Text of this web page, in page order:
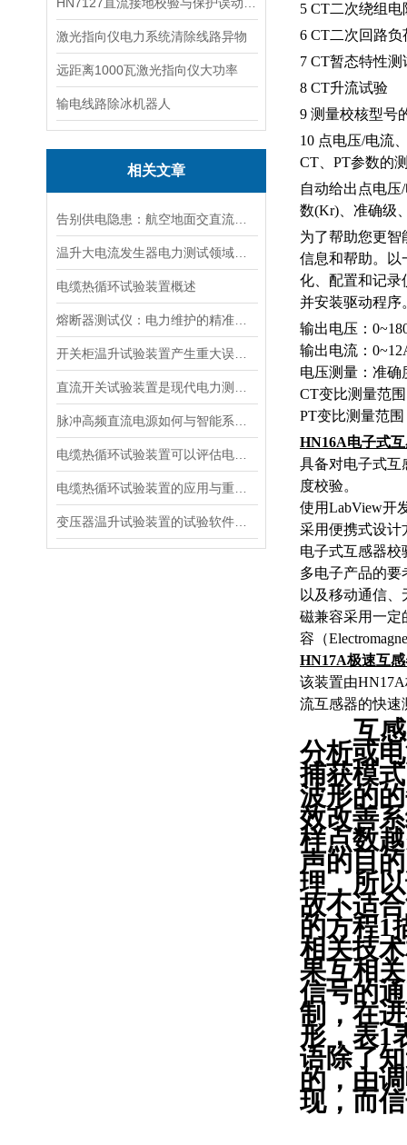
激光指向仪电力系统清除线路异物
远距离1000瓦激光指向仪大功率
输电线路除冰机器人
相关文章
电缆热循环试验装置概述
5 CT二次绕组电
6 CT二次回路负
7 CT暂态特性测
8 CT升流试验
9 测量校核型号
10 点电压/电流
CT、PT参数的
自动给出点电压
数(Kr)、准确级
为了帮助您更
信息和帮助。以
化、配置和记录
并安装驱动程序
输出电压：
输出电流：
电压测量：准确
CT变比测量范
PT变比测量范围
HN16A电子式
具备对电子式互
度校验。
使用LabView开
采用便携式设计
电子式互感器校
多电子产品的
以及移动通信
磁兼容采用一定
容（
HN17A极速互
该装置由HN17A
流互感器的快速
互
分析或
捕获模
波形的
效改善
样点数
声的目
理，所
故不适
的方程1
相关技
果互相
信号的
制，在
形，表1
语除了
的，由
现，而